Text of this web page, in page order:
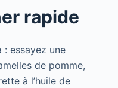
rapide
: essayez une
de pomme,
à l’huile de